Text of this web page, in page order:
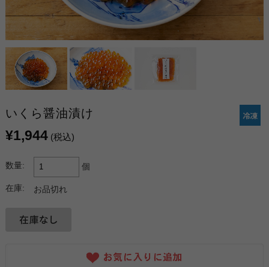
いくら醤油漬け
¥1,944 (税込)
数量: 個
在庫: お品切れ